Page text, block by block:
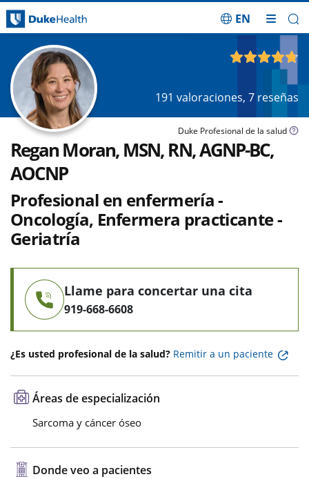
EN
191 valoraciones, 7 reseñas
Duke Profesional de la salud
Regan Moran, MSN, RN, AGNP-BC,
AOCNP
Profesional en enfermería -
Oncología, Enfermera practicante -
Geriatría
Llame para concertar una cita
919-668-6608
¿Es usted profesional de la salud? Remitir a un paciente
Áreas de especialización
Sarcoma y cáncer óseo
Donde veo a pacientes